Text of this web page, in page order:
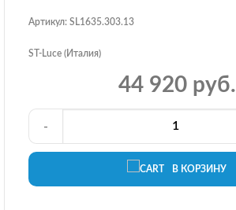
Артикул: SL1635.303.13
ST-Luce (Италия)
44 920 руб.
В КОРЗИНУ
-